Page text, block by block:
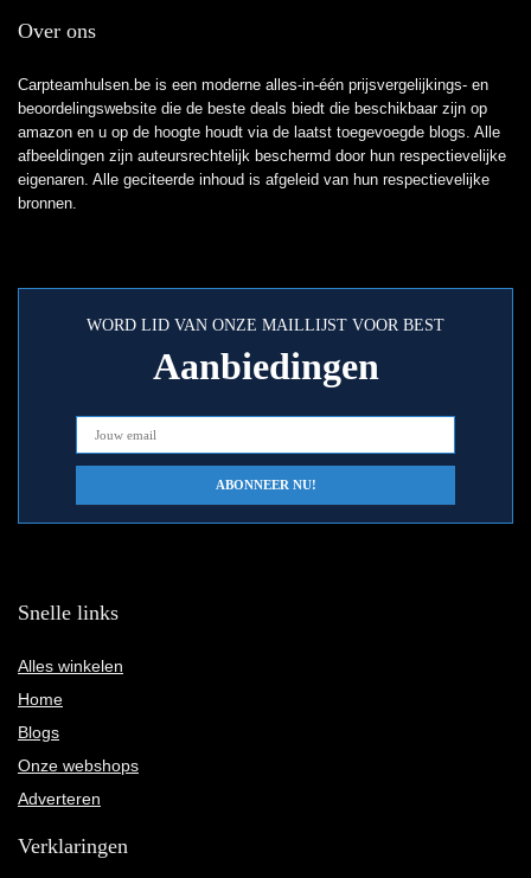
Over ons
Carpteamhulsen.be is een moderne alles-in-één prijsvergelijkings- en
beoordelingswebsite die de beste deals biedt die beschikbaar zijn op
amazon en u op de hoogte houdt via de laatst toegevoegde blogs. Alle
afbeeldingen zijn auteursrechtelijk beschermd door hun respectievelijke
eigenaren. Alle geciteerde inhoud is afgeleid van hun respectievelijke
bronnen.
WORD LID VAN ONZE MAILLIJST VOOR BEST
Aanbiedingen
Snelle links
Alles winkelen
Home
Blogs
Onze webshops
Adverteren
Verklaringen